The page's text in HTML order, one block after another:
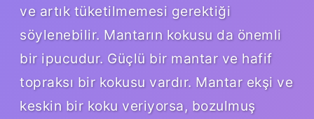
ve artık tüketilmemesi gerektiği
söylenebilir. Mantarın kokusu da önemli
bir ipucudur. Güçlü bir mantar ve hafif
topraksı bir kokusu vardır. Mantar ekşi ve
keskin bir koku veriyorsa, bozulmuş